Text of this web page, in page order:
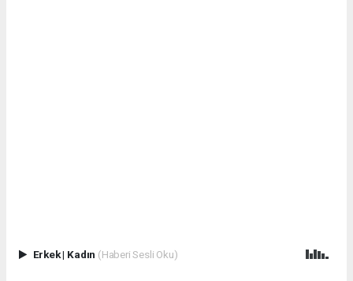
Erkek| Kadın (Haberi Sesli Oku)